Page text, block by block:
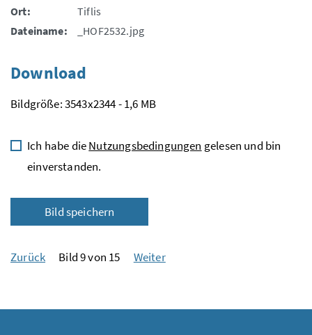
Ort:
Tiflis
Dateiname:
_HOF2532.jpg
Download
Bildgröße: 3543x2344 - 1,6 MB
Ich habe dieNutzungsbedingungen gelesen und bin
einverstanden.
Bild speichern
Zurück Bild 9 von 15 Weiter